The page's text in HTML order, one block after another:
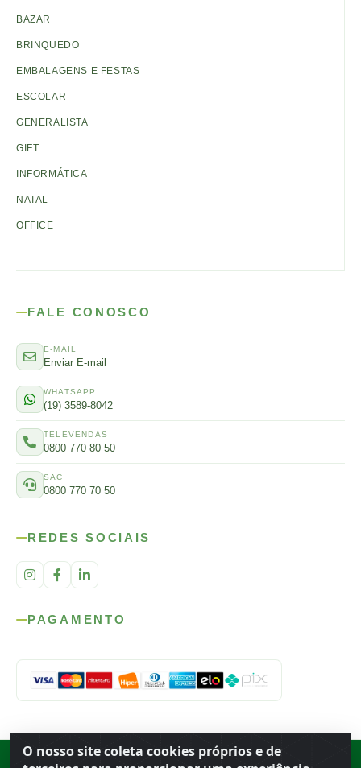
O nosso site coleta cookies próprios e de
BAZAR
BRINQUEDO
EMBALAGENS E FESTAS
ESCOLAR
GENERALISTA
GIFT
INFORMÁTICA
NATAL
OFFICE
FALE CONOSCO
E-MAIL
Enviar E-mail
WHATSAPP
(19) 3589-8042
TELEVENDAS
0800 770 80 50
SAC
0800 770 70 50
REDES SOCIAIS
PAGAMENTO
Rod. SP-215, s/n, km 98 — Área Rural Porto Ferreira ·BR · CEP